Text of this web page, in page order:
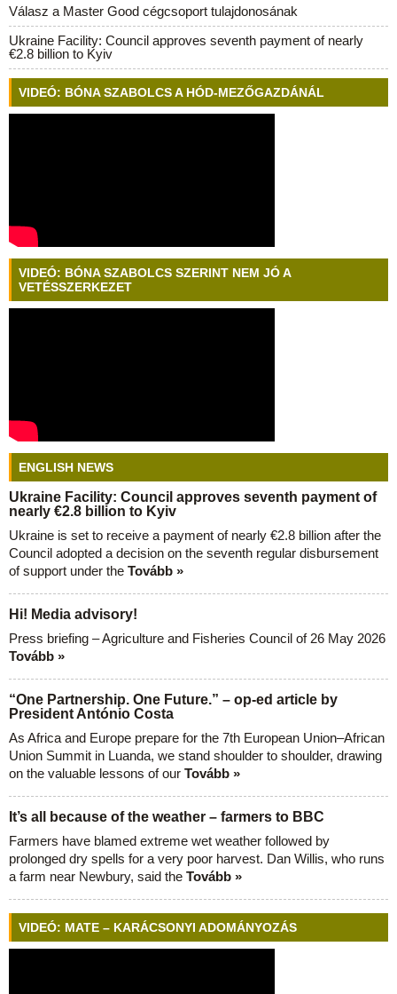
Válasz a Master Good cégcsoport tulajdonosának
Ukraine Facility: Council approves seventh payment of nearly
€2.8 billion to Kyiv
VIDEÓ: BÓNA SZABOLCS A HÓD-MEZŐGAZDÁNÁL
VIDEÓ: BÓNA SZABOLCS SZERINT NEM JÓ A
VETÉSSZERKEZET
ENGLISH NEWS
Ukraine Facility: Council approves seventh payment of
nearly €2.8 billion to Kyiv
Ukraine is set to receive a payment of nearly €2.8 billion after the
Council adopted a decision on the seventh regular disbursement
of support under the Tovább »
Hi! Media advisory!
Press briefing – Agriculture and Fisheries Council of 26 May 2026
Tovább »
“One Partnership. One Future.” – op-ed article by
President António Costa
As Africa and Europe prepare for the 7th European Union–African
Union Summit in Luanda, we stand shoulder to shoulder, drawing
on the valuable lessons of our Tovább »
It’s all because of the weather – farmers to BBC
Farmers have blamed extreme wet weather followed by
prolonged dry spells for a very poor harvest. Dan Willis, who runs
a farm near Newbury, said the Tovább »
VIDEÓ: MATE – KARÁCSONYI ADOMÁNYOZÁS